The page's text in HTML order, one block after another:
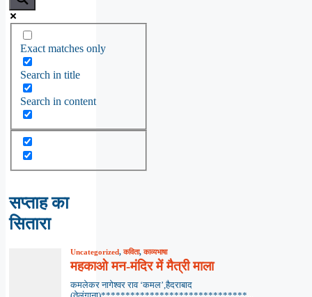
Exact matches only
Search in title
Search in content
सप्ताह का
सितारा
Uncategorized,कविता,काव्यभाषा
महकाओ मन-मंदिर में मैत्री माला
कमलेकर नागेश्वर राव ‘कमल’,हैदराबाद